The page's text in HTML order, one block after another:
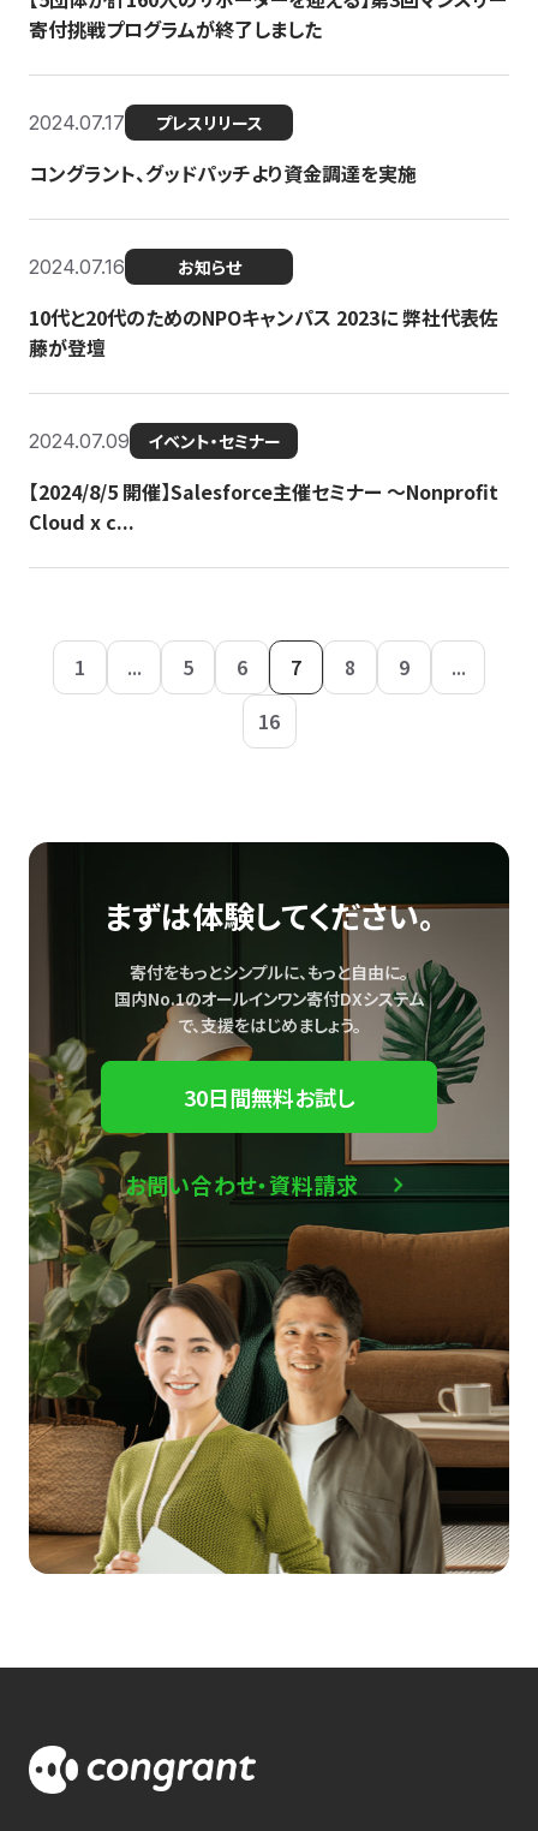
寄付挑戦プログラムが終了しました
2024.07.17 プレスリリース
コングラント、グッドパッチより資金調達を実施
2024.07.16 お知らせ
10代と20代のためのNPOキャンパス 2023に 弊社代表佐
藤が登壇
2024.07.09 イベント・セミナー
【2024/8/5 開催】Salesforce主催セミナー 〜Nonprofit
Cloud x c...
1 ... 5 6 7 8 9
...
16
まずは体験してください。
寄付をもっとシンプルに、もっと自由に。
国内No.1のオールインワン寄付DXシステム
で、支援をはじめましょう。
30日間無料お試し
お問い合わせ・資料請求